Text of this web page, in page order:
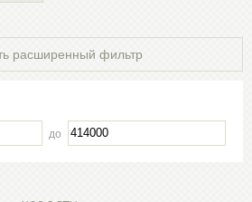
расширенный фильтр
до